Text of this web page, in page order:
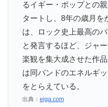
るイギー・ポップとの
タートし、8年の歳月を
は、ロック史上最高の
と発言するほど、ジャ
楽観を集大成させた作
は同バンドのエネルギ
をとらえている。
出典： eiga.com